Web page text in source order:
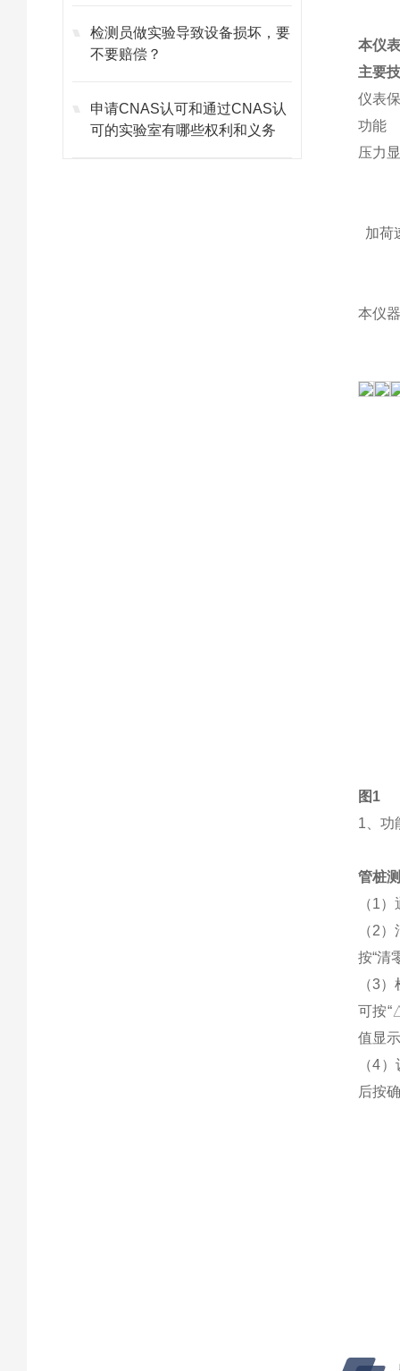
检测员做实验导致设备损坏，要
不要赔偿？
申请CNAS认可和通过CNAS认
可的实验室有哪些权利和义务
本仪
主要
仪表
功能
压力
加荷
本仪
图1
1、
管桩
（1
（2
按“清
（3
可按“
值显
（4
后按